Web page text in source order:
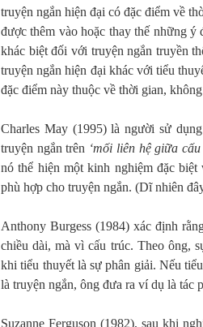
truyện ngắn hiện đại có đặc điểm về
được thêm vào hoặc thay thế những
khác biệt đối với truyện ngắn truyền
truyện ngắn hiện đại khác với tiểu
đặc điểm này thuộc về thời gian,
Charles May (1995) là người sử
truyện ngắn trên ‘mối liên hệ giữa
nó thể hiện một kinh nghiệm đặc
phù hợp cho truyện ngắn. (Dĩ nhiên
Anthony Burgess (1984) xác định
chiều dài, mà vì cấu trúc. Theo ông,
khi tiểu thuyết là sự phân giải. Nếu
là truyện ngắn, ông đưa ra ví dụ là tác
Suzanne Ferguson (1982), sau khi